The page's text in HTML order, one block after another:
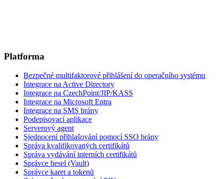
Platforma
Bezpečné multifaktorové přihlášení do operačního systému
Integrace na Active Directory
Integrace na CzechPoint/JIP/KASS
Integrace na Microsoft Entra
Integrace na SMS brány
Podepisovací aplikace
Serverový agent
Sjednocení přihlašování pomocí SSO brány
Správa kvalifikovaných certifikátů
Správa vydávání interních certifikátů
Správce hesel (Vault)
Správce karet a tokenů